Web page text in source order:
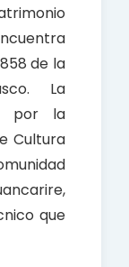
de la
La
por la
Cultura
que